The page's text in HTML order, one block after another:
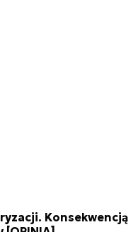
Konsekwencją